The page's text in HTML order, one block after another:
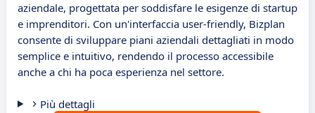
aziendale, progettata per soddisfare le esigenze di startup
e imprenditori. Con un'interfaccia user-friendly, Bizplan
consente di sviluppare piani aziendali dettagliati in modo
semplice e intuitivo, rendendo il processo accessibile
anche a chi ha poca esperienza nel settore.
Più dettagli